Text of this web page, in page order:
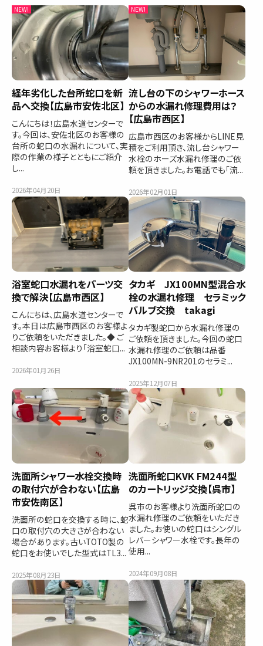
経年劣化した台所蛇口を新
品へ交換【広島市安佐北区】
こんにちは！広島水道センターで
す。今回は、安佐北区のお客様の
台所の蛇口の水漏れについて、実
際の作業の様子とともにご紹介
し...
2026年04月20日
流し台の下のシャワーホース
からの水漏れ修理費用は？
【広島市西区】
広島市西区のお客様からLINE見
積をご利用頂き、流し台シャワー
水栓のホーズ水漏れ修理のご依
頼を頂きました。お電話でも「流...
2026年02月01日
浴室蛇口水漏れをパーツ交
換で解決【広島市西区】
こんにちは、広島水道センターで
す。本日は広島市西区のお客様よ
りご依頼をいただきました。◆ ご
相談内容お客様より「浴室蛇口...
2026年01月26日
タカギ JX100MN型混合水
栓の水漏れ修理 セラミック
バルブ交換 takagi
タカギ製蛇口から水漏れ修理の
ご依頼を頂きました。今回の蛇口
水漏れ修理のご依頼は品番
JX100MN-9NR201のセラミ...
2025年12月07日
洗面所シャワー水栓交換時
の取付穴が合わない【広島
市安佐南区】
洗面所の蛇口を交換する時に、蛇
口の取付穴の大きさが合わない
場合があります。古いTOTO製の
蛇口をお使いでした型式はTL3...
2025年08月23日
洗面所蛇口KVK FM244型
のカートリッジ交換【呉市】
呉市のお客様より洗面所蛇口の
水漏れ修理のご依頼をいただき
ました。お使いの蛇口はシングル
レバーシャワー水栓です。長年の
使用...
2024年09月08日